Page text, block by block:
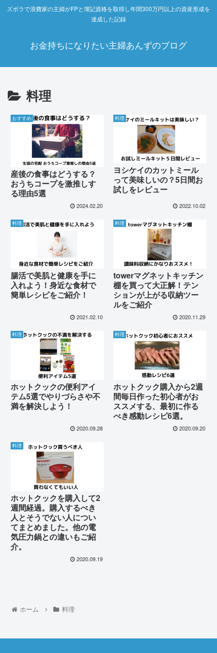
ズボラで浪費家の主婦がFPと簿記資格を取得し年間300万円以上の資産形成を
達成した記録
お金持ちになりたい主婦あんずのブログ
料理
おすすめ
産後の食事はどうする？
おうちコープを激推しす
る理由5選
2024.02.20
料理
ヨシケイのカットミール
って美味しいの？5日間お
試しをレビュー
2022.10.02
料理
腸活で美肌と健康を手に
入れよう！身近な食材で
簡単レシピをご紹介！
2021.02.10
料理
towerマグネットキッチン
棚を買って大正解！テン
ションが上がる収納ツー
ルをご紹介
2020.11.29
料理
ホットクックの便利アイ
テム5選でやりづらさや不
満を解決しよう！
2020.09.28
料理
ホットクック購入から2週
間毎日作った初心者がお
ススメする、最初に作る
べき感動レシピ6選。
2020.09.20
料理
ホットクックを購入して2
週間経過。購入するべき
人とそうでない人につい
てまとめました。他の電
気圧力鍋との違いもご紹
介。
2020.09.19
ホーム 料理